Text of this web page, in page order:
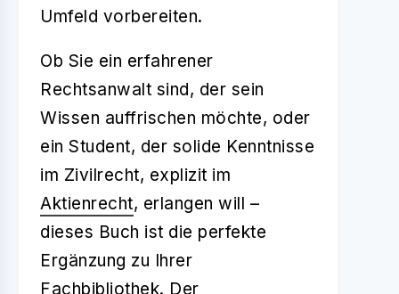
Umfeld vorbereiten.
Ob Sie ein erfahrener
Rechtsanwalt sind, der sein
Wissen auffrischen möchte, oder
ein Student, der solide Kenntnisse
im Zivilrecht, explizit im
Aktienrecht, erlangen will –
dieses Buch ist die perfekte
Ergänzung zu Ihrer
Fachbibliothek. Der